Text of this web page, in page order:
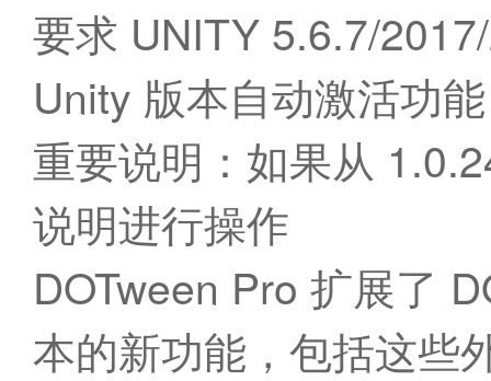
要求 UNITY 5.6.7/
Unity 版本自动激活功
重要说明：如果从
说明进行操作
DOTween Pro 扩展了
本的新功能，包括这些